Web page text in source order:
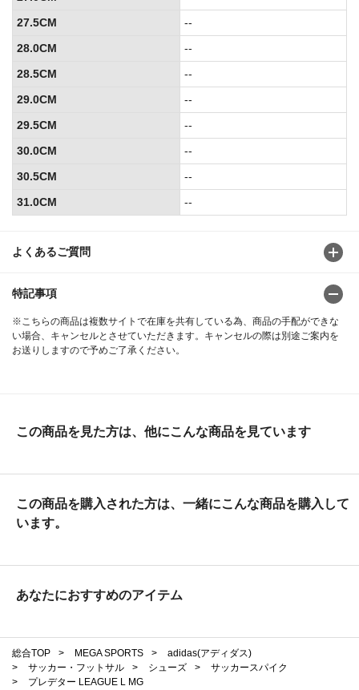
よくあるご質問
特記事項
※こちらの商品は複数サイトで在庫を共有している為、商品の手配ができな
い場合、キャンセルとさせていただきます。キャンセルの際は別途ご案内を
お送りしますので予めご了承ください。
27.5CM
--
28.0CM
--
28.5CM
--
29.0CM
--
29.5CM
--
30.0CM
--
30.5CM
--
31.0CM
--
この商品を見た方は、他にこんな商品を見ています
この商品を購入された方は、一緒にこんな商品を購入して
います。
あなたにおすすめのアイテム
総合TOP > MEGA SPORTS >
adidas(アディダス)
>
サッカー・フットサル > シューズ >
サッカースパイク
>
プレデター LEAGUE L MG